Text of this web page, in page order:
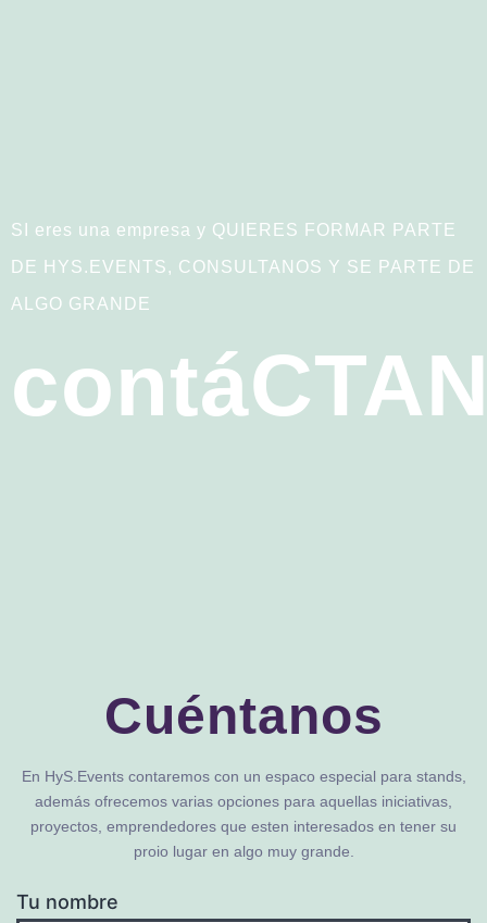
SI eres una empresa y QUIERES FORMAR PARTE
DE HYS.EVENTS, CONSULTANOS Y SE PARTE DE
ALGO GRANDE
Cuéntanos
En HyS.Events contaremos con un espaco especial para stands,
además ofrecemos varias opciones para aquellas iniciativas,
proyectos, emprendedores que esten interesados en tener su
proio lugar en algo muy grande.
Tu nombre